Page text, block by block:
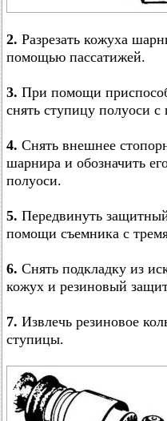
2. Разрезать кожуха
помощью пассатижей.
3. При помощи
снять ступицу полуоси
4. Снять внешнее
шарнира и обозначить
полуоси.
5. Передвинуть
помощи съемника с
6. Снять подкладку из
кожух и резиновый
7. Извлечь резиновое
ступицы.